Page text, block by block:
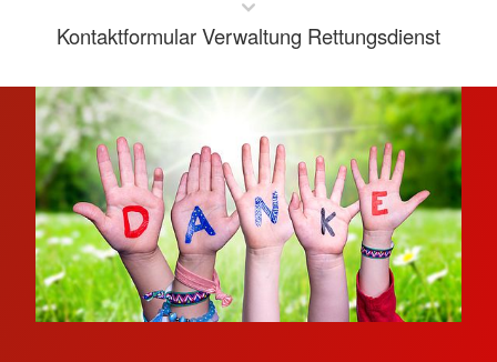
Kontaktformular Verwaltung Rettungsdienst